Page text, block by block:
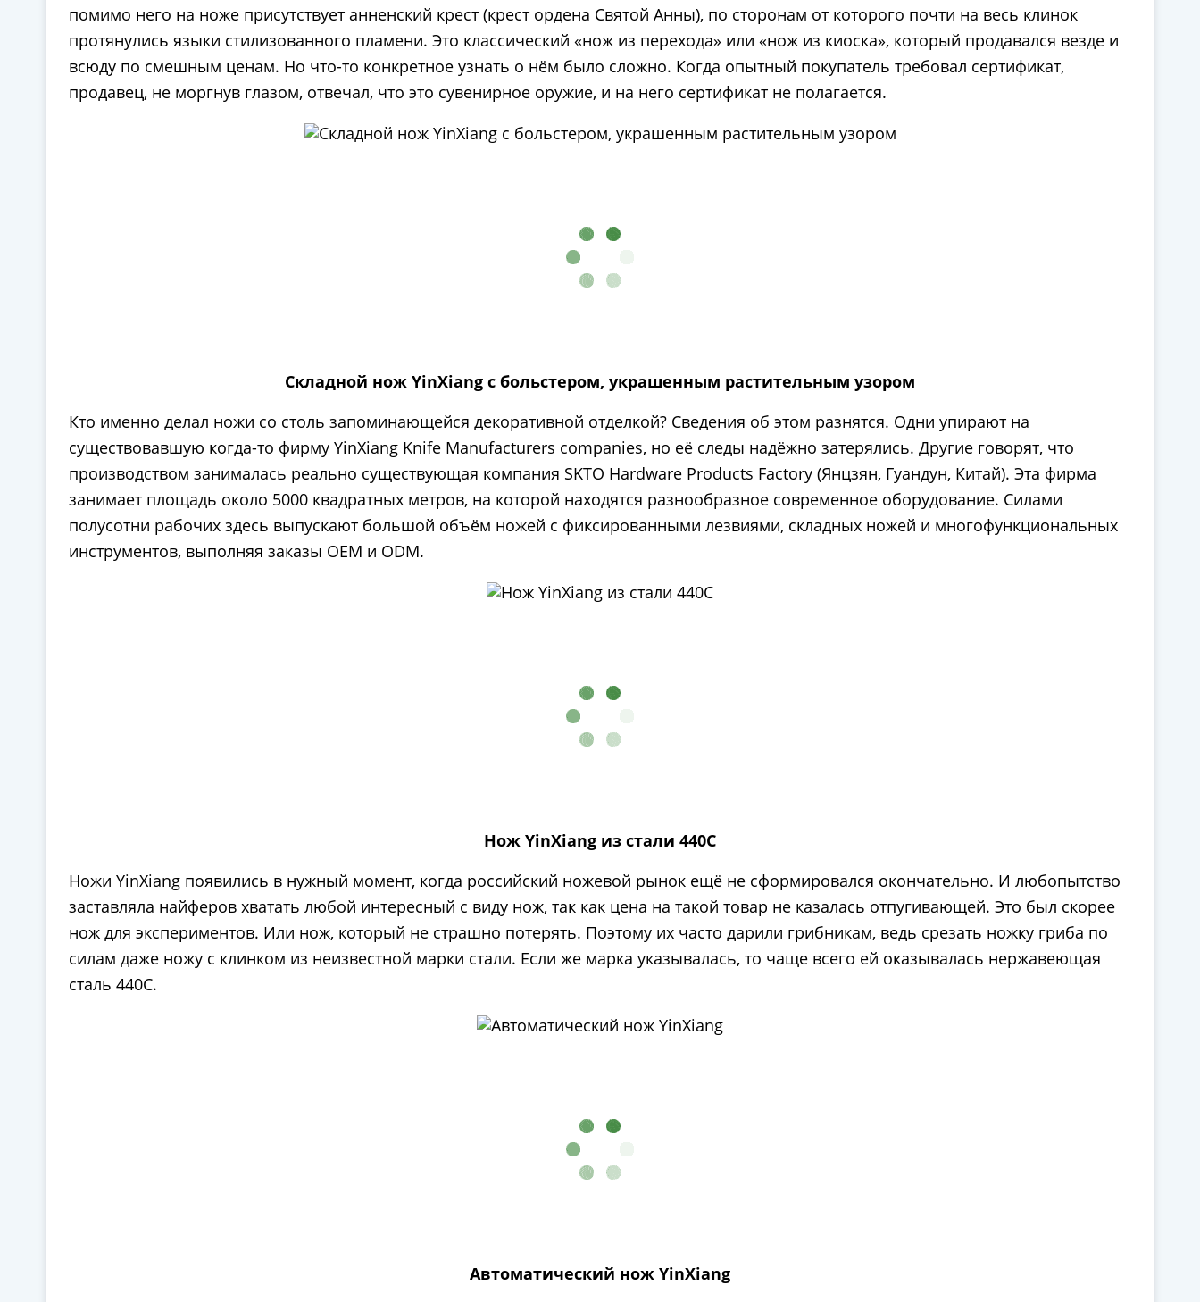
помимо него на ноже присутствует анненский крест (крест ордена Святой Анны), по сторонам от которого почти на весь клинок
протянулись языки стилизованного пламени. Это классический «нож из перехода» или «нож из киоска», который продавался везде и
всюду по смешным ценам. Но что-то конкретное узнать о нём было сложно. Когда опытный покупатель требовал сертификат,
продавец, не моргнув глазом, отвечал, что это сувенирное оружие, и на него сертификат не полагается.
Складной нож YinXiang с больстером, украшенным растительным узором
Кто именно делал ножи со столь запоминающейся декоративной отделкой? Сведения об этом разнятся. Одни упирают на
существовавшую когда-то фирму YinXiang Knife Manufacturers companies, но её следы надёжно затерялись. Другие говорят, что
производством занималась реально существующая компания SKTO Hardware Products Factory (Янцзян, Гуандун, Китай). Эта фирма
занимает площадь около 5000 квадратных метров, на которой находятся разнообразное современное оборудование. Силами
полусотни рабочих здесь выпускают большой объём ножей с фиксированными лезвиями, складных ножей и многофункциональных
инструментов, выполняя заказы OEM и ODM.
Нож YinXiang из стали 440С
Ножи YinXiang появились в нужный момент, когда российский ножевой рынок ещё не сформировался окончательно. И любопытство
заставляла найферов хватать любой интересный с виду нож, так как цена на такой товар не казалась отпугивающей. Это был скорее
нож для экспериментов. Или нож, который не страшно потерять. Поэтому их часто дарили грибникам, ведь срезать ножку гриба по
силам даже ножу с клинком из неизвестной марки стали. Если же марка указывалась, то чаще всего ей оказывалась нержавеющая
сталь 440С.
Автоматический нож YinXiang